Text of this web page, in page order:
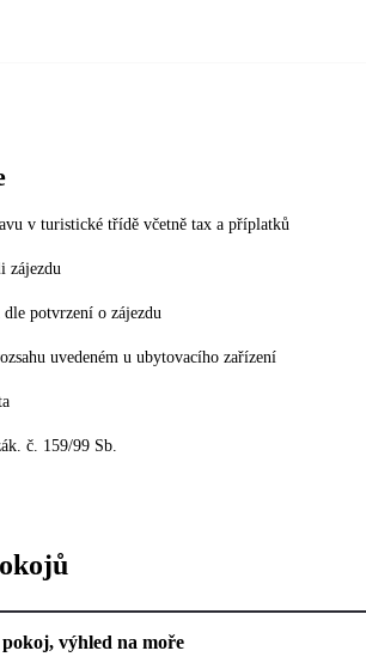
v turistické třídě včetně tax a příplatků
zájezdu
dle potvrzení o zájezdu
uvedeném u ubytovacího zařízení
č. 159/99 Sb.
výhled na moře